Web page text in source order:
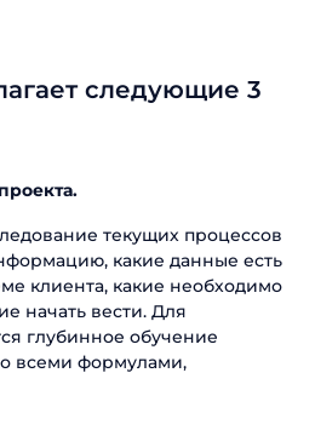
следующие 3
текущих процессов
какие данные есть
клиента, какие необходимо
начать вести. Для
глубинное обучение
всеми формулами,